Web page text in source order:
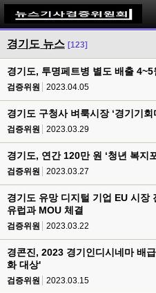
경기도 뉴스 [123]
경기도, 투명페트병 별도 배출
검증위원 2023.04.05
경기도 구청사 벼룩시장 ‘경기기
검증위원 2023.03.29
경기도, 연간 120만 원 ‘청년 복지
검증위원 2023.03.27
경기도 유망 디지털 기업 EU 시
유럽과 MOU 체결
검증위원 2023.03.22
경콘진, 2023 경기인디시네마 배
화 대상'
검증위원 2023.03.15